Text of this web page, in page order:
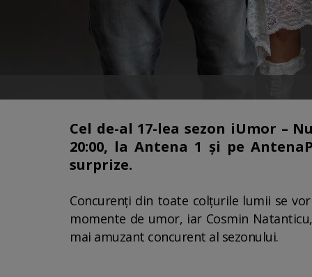
Cel de-al 17-lea sezon iUmor –
20:00, la Antena 1 şi pe
surprize.
Concurenţi din toate colţurile lumii se
momente de umor, iar Cosmin
mai amuzant concurent al sezonului.